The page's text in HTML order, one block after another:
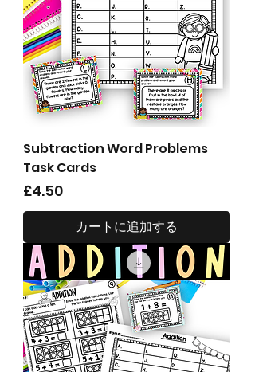
Subtraction Word Problems
Task Cards
価格
£4.50
カートに追加する